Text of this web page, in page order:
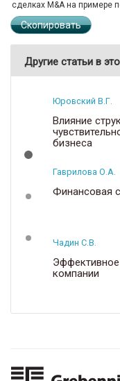
Скопировать
Другие статьи в
Юровский В.Г.
Влияние
бизнеса
Гаврилова О.А.
Финансовая
Чадин С.В.
компании